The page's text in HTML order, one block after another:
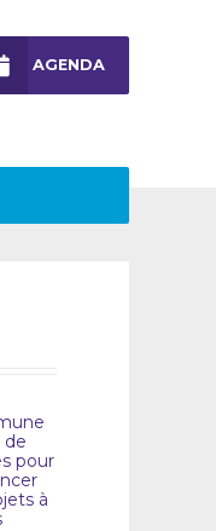
AGENDA
de
pour
à